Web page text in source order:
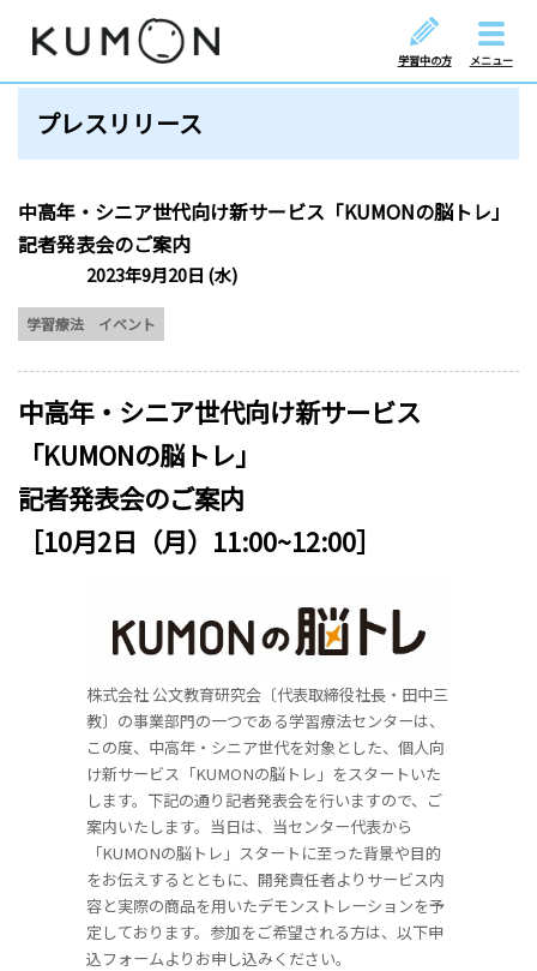
学習中の方 メニュー
プレスリリース
中高年・シニア世代向け新サービス「KUMONの脳トレ」
記者発表会のご案内
2023年9月20日 (水)
学習療法 イベント
中高年・シニア世代向け新サービス
「KUMONの脳トレ」
記者発表会のご案内
［10月2日（月）11:00~12:00］
株式会社 公文教育研究会〔代表取締役社長・田中三
教〕の事業部門の一つである学習療法センターは、
この度、中高年・シニア世代を対象とした、個人向
け新サービス「KUMONの脳トレ」をスタートいた
します。下記の通り記者発表会を行いますので、ご
案内いたします。当日は、当センター代表から
「KUMONの脳トレ」スタートに至った背景や目的
をお伝えするとともに、開発責任者よりサービス内
容と実際の商品を用いたデモンストレーションを予
定しております。参加をご希望される方は、以下申
込フォームよりお申し込みください。